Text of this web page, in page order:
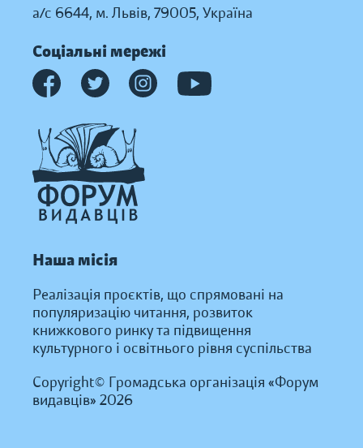
а/с 6644, м. Львів, 79005, Україна
Соціальні мережі
Наша місія
Реалізація проєктів, що спрямовані на
популяризацію читання, розвиток
книжкового ринку та підвищення
культурного і освітнього рівня суспільства
Copyright© Громадська організація «Форум
видавців» 2026